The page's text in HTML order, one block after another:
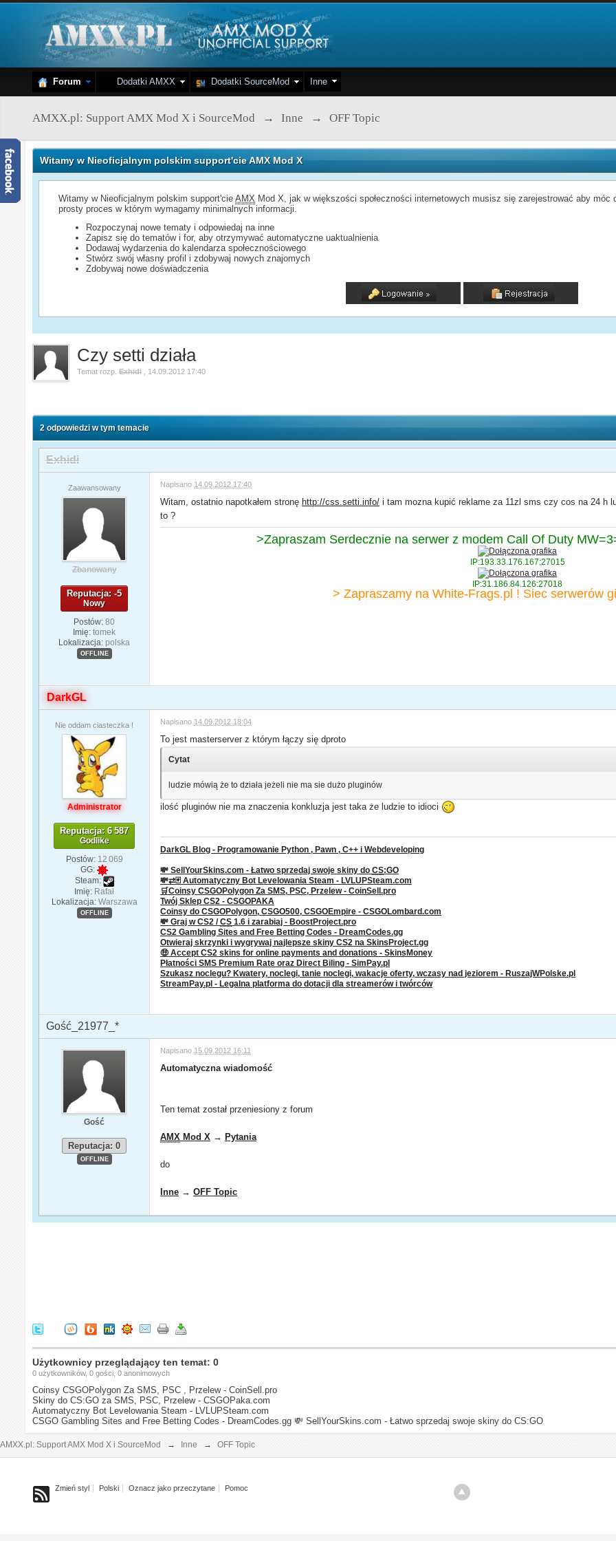
Forum Dodatki AMXX Dodatki SourceMod Inne
AMXX.pl: Support AMX Mod X i SourceMod → Inne → OFF Topic
Witamy w Nieoficjalnym polskim support'cie AMX Mod X
Witamy w Nieoficjalnym polskim support'cieAMX Mod X, jak w większości społeczności internetowych musisz się zarejestrować aby
prosty proces w którym wymagamy minimalnych informacji.
Rozpoczynaj nowe tematy i odpowiedaj na inne
Zapisz się do tematów i for, aby otrzymywać automatyczne uaktualnienia
Dodawaj wydarzenia do kalendarza społecznościowego
Stwórz swój własny profil i zdobywaj nowych znajomych
Zdobywaj nowe doświadczenia
Czy setti działa
Temat rozp.Exhidi 14.09.2012 17:40
2 odpowiedzi w tym temacie
Exhidi
Zaawansowany
Zbanowany
Reputacja: -5
Nowy
Postów: 80
Imię: tomek
Lokalizacja: polska
OFFLINE
Napisano 14.09.2012 17:40
Witam, ostatnio napotkałem stronę http://css.setti.info/ i tam mozna kupić reklame za 11zl sms czy cos na 24 h
to ?
>Zapraszam Serdecznie na serwer z modem Call Of Duty
IP:193.33.176.167:27015
IP:31.186.84.126:27018
> Zapraszamy na White-Frags.pl ! Siec serwerów
DarkGL
Nie oddam ciasteczka !
Administrator
Reputacja: 6 587
Godlike
Postów: 12 069
GG:
Steam:
Imię: Rafał
Lokalizacja: Warszawa
OFFLINE
Napisano 14.09.2012 18:04
To jest masterserver z którym łączy się dproto
Cytat
ludzie mówią że to działa jeżeli nie ma sie dużo pluginów
ilość pluginów nie ma znaczenia konkluzja jest taka że ludzie to idioci
DarkGL Blog - Programowanie Python , Pawn , C++ i Webdeveloping
💸 SellYourSkins.com - Łatwo sprzedaj swoje skiny doCS:GO
💸⇄🃏 Automatyczny Bot Levelowania Steam - LVLUPSteam.com
🛒Coinsy CSGOPolygon Za SMS, PSC, Przelew - CoinSell.pro
Twój Sklep CS2 - CSGOPAKA
Coinsy do CSGOPolygon, CSGO500, CSGOEmpire - CSGOLombard.com
💸 Graj w CS2 /CS 1.6 i zarabiaj - BoostProject.pro
CS2 Gambling Sites and Free Betting Codes - DreamCodes.gg
Otwieraj skrzynki i wygrywaj najlepsze skiny CS2 na SkinsProject.gg
🤑 Accept CS2 skins for online payments and donations - SkinsMoney
Płatności SMS Premium Rate oraz Direct Biling - SimPay.pl
Szukasz noclegu? Kwatery, noclegi, tanie noclegi, wakacje oferty, wczasy nad jeziorem - RuszajWPolske.pl
StreamPay.pl - Legalna platforma do dotacji dla streamerów i twórców
Gość_21977_*
Gość
Reputacja: 0
OFFLINE
Napisano 15.09.2012 16:11
Automatyczna wiadomość
Ten temat został przeniesiony z forum
AMX Mod X → Pytania
do
Inne →OFF Topic
Użytkownicy przeglądający ten temat: 0
0 użytkowników, 0 gości, 0 anonimowych
Coinsy CSGOPolygon Za SMS, PSC , Przelew - CoinSell.pro
Skiny do CS:GO za SMS, PSC, Przelew - CSGOPaka.com
Automatyczny Bot Levelowania Steam - LVLUPSteam.com
CSGO Gambling Sites and Free Betting Codes - DreamCodes.gg 💸 SellYourSkins.com - Łatwo sprzedaj swoje skiny do CS:GO
AMXX.pl: Support AMX Mod X i SourceMod → Inne → OFF Topic
Zmień styl Polski Oznacz jako przeczytane Pomoc